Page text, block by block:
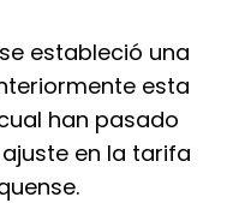
estableció una
esta
han pasado
en la tarifa